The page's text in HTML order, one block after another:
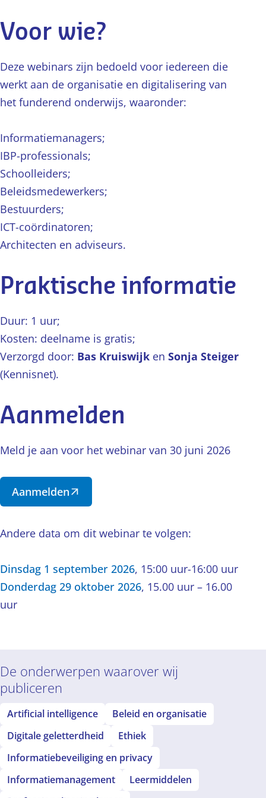
Voor wie?
Deze webinars zijn bedoeld voor iedereen die
werkt aan de organisatie en digitalisering van
het funderend onderwijs, waaronder:
Informatiemanagers;
IBP-professionals;
Schoolleiders;
Beleidsmedewerkers;
Bestuurders;
ICT-coördinatoren;
Architecten en adviseurs.
Praktische informatie
Duur: 1 uur;
Kosten: deelname is gratis;
Verzorgd door: Bas Kruiswijk en Sonja Steiger
(Kennisnet).
Aanmelden
Meld je aan voor het webinar van 30 juni 2026
Aanmelden
Andere data om dit webinar te volgen:
Dinsdag 1 september 2026, 15:00 uur-16:00 uur
Donderdag 29 oktober 2026, 15.00 uur – 16.00
uur
De onderwerpen waarover wij
publiceren
Artificial intelligence
Beleid en organisatie
Digitale geletterdheid
Ethiek
Informatiebeveiliging en privacy
Informatiemanagement
Leermiddelen